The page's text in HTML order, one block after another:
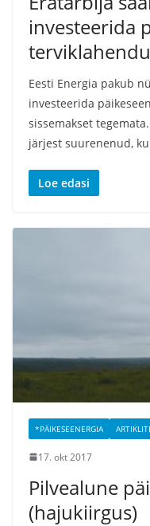
investeerida
Eesti Energia pakub
investeerida
sissemakset
järjest suurenenud,
Loe edasi
*PÄIKESEENERGIA
17. okt 2017
Pilvealune
(hajukiirgus)